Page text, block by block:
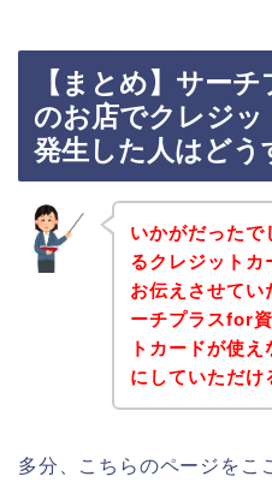
【まとめ】サー
のお店でクレジ
発生した人はどう
いかがだったで
るクレジットカ
お伝えさせてい
ーチプラスfor
トカードが使
にしていただけ
多分、こちらのページをこ